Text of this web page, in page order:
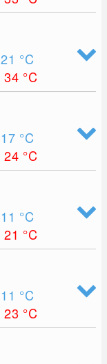
°C
34 °C
°C
24 °C
°C
°C
°C
23 °C